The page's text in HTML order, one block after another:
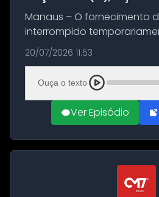
Manaus – O fornecimento
interrompido
sete bairros de Manaus
A suspensão programada
execução de serviços de
20/07/2026 11:53
Ouça o texto
Ver Episódio